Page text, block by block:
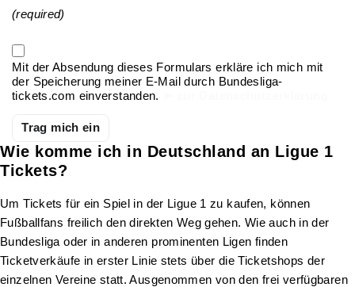
(required)
Mit der Absendung dieses Formulars erkläre ich mich mit
der Speicherung meiner E-Mail durch Bundesliga-
tickets.com einverstanden.
Wie komme ich in Deutschland an Ligue 1
Tickets?
Um Tickets für ein Spiel in der Ligue 1 zu kaufen, können
Fußballfans freilich den direkten Weg gehen. Wie auch in der
Bundesliga oder in anderen prominenten Ligen finden
Ticketverkäufe in erster Linie stets über die Ticketshops der
einzelnen Vereine statt. Ausgenommen von den frei verfügbaren